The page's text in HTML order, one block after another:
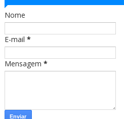
o
k
r
m
Nome
E-mail *
Mensagem *